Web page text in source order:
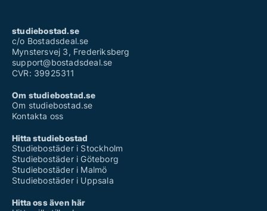
studiebostad.se
c/o Bostadsdeal.se
Mynstersvej 3, Frederiksberg
support@bostadsdeal.se
CVR: 39925311
Om studiebostad.se
Om studiebostad.se
Kontakta oss
Hitta studiebostad
Studiebostäder i Stockholm
Studiebostäder i Göteborg
Studiebostäder i Malmö
Studiebostäder i Uppsala
Hitta oss även här